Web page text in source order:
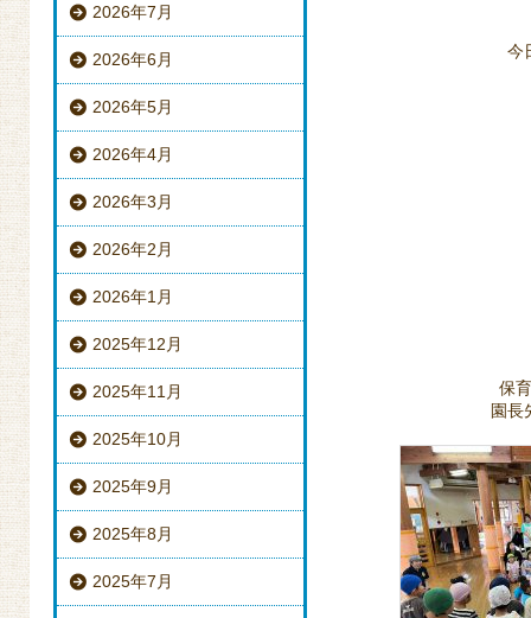
2026年7月
2026年6月
2026年5月
2026年4月
2026年3月
2026年2月
2026年1月
2025年12月
2025年11月
2025年10月
2025年9月
2025年8月
2025年7月
今
保
園長